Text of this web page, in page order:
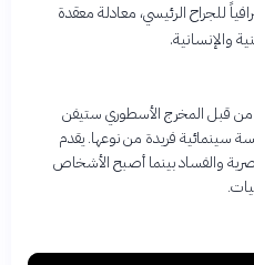
للجراح الرئيسي، معادلة معقدة
والإنسانية.
قبل المخرج الأسطوري ستيفن
سينمائية فريدة من نوعها. يقدم
والفساد بينما أصبح الأشخاص